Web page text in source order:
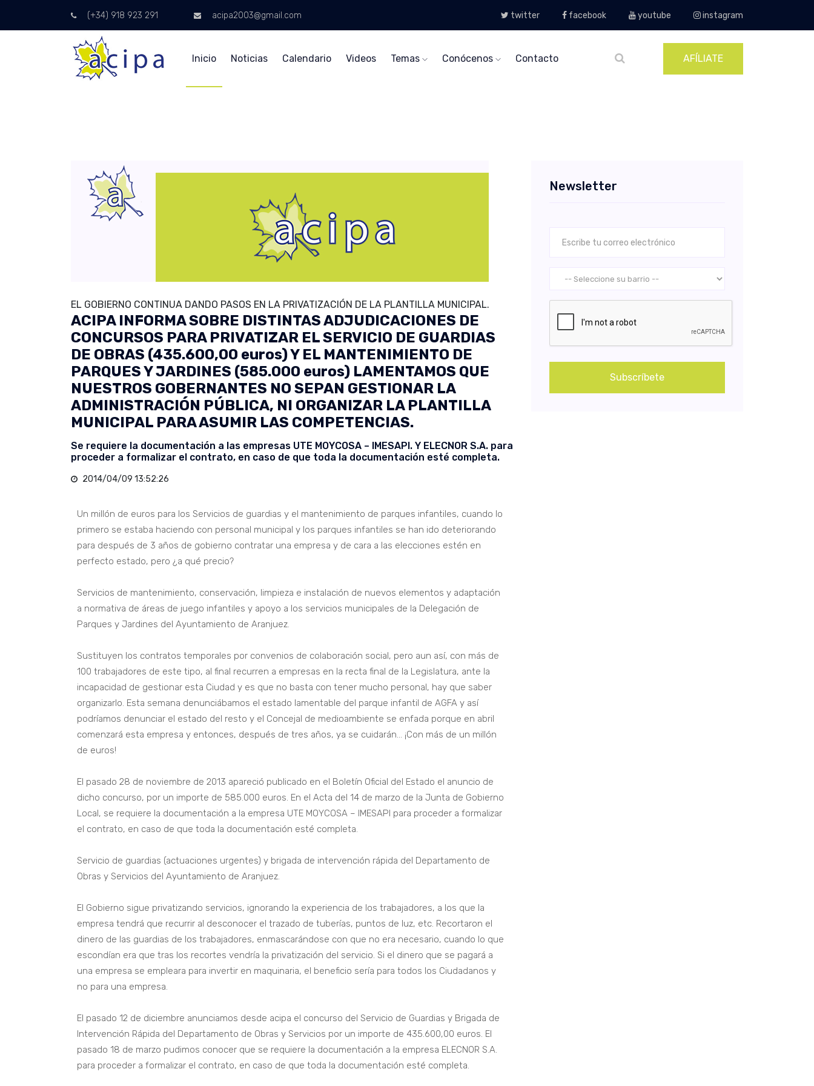
(+34) 918 923 291 acipa2003@gmail.com twitter facebook youtube instagram
Inicio Noticias Calendario Videos Temas Conócenos Contacto AFÍLIATE
EL GOBIERNO CONTINUA DANDO PASOS EN LA PRIVATIZACIÓN DE LA PLANTILLA MUNICIPAL.
ACIPA INFORMA SOBRE DISTINTAS ADJUDICACIONES DE
CONCURSOS PARA PRIVATIZAR EL SERVICIO DE GUARDIAS
DE OBRAS (435.600,00 euros) Y EL MANTENIMIENTO DE
PARQUES Y JARDINES (585.000 euros) LAMENTAMOS QUE
NUESTROS GOBERNANTES NO SEPAN GESTIONAR LA
ADMINISTRACIÓN PÚBLICA, NI ORGANIZAR LA PLANTILLA
MUNICIPAL PARA ASUMIR LAS COMPETENCIAS.
Se requiere la documentación a las empresas UTE MOYCOSA – IMESAPI. Y ELECNOR S.A. para
proceder a formalizar el contrato, en caso de que toda la documentación esté completa.
2014/04/09 13:52:26
Un millón de euros para los Servicios de guardias y el mantenimiento de parques infantiles, cuando lo
primero se estaba haciendo con personal municipal y los parques infantiles se han ido deteriorando
para después de 3 años de gobierno contratar una empresa y de cara a las elecciones estén en
perfecto estado, pero ¿a qué precio?
Servicios de mantenimiento, conservación, limpieza e instalación de nuevos elementos y adaptación
a normativa de áreas de juego infantiles y apoyo a los servicios municipales de la Delegación de
Parques y Jardines del Ayuntamiento de Aranjuez.
Sustituyen los contratos temporales por convenios de colaboración social, pero aun así, con más de
100 trabajadores de este tipo, al final recurren a empresas en la recta final de la Legislatura, ante la
incapacidad de gestionar esta Ciudad y es que no basta con tener mucho personal, hay que saber
organizarlo. Esta semana denunciábamos el estado lamentable del parque infantil de AGFA y así
podríamos denunciar el estado del resto y el Concejal de medioambiente se enfada porque en abril
comenzará esta empresa y entonces, después de tres años, ya se cuidarán… ¡Con más de un millón
de euros!
El pasado 28 de noviembre de 2013 apareció publicado en el Boletín Oficial del Estado el anuncio de
dicho concurso, por un importe de 585.000 euros. En el Acta del 14 de marzo de la Junta de Gobierno
Local, se requiere la documentación a la empresa UTE MOYCOSA – IMESAPI para proceder a formalizar
el contrato, en caso de que toda la documentación esté completa.
Servicio de guardias (actuaciones urgentes) y brigada de intervención rápida del Departamento de
Obras y Servicios del Ayuntamiento de Aranjuez.
El Gobierno sigue privatizando servicios, ignorando la experiencia de los trabajadores, a los que la
empresa tendrá que recurrir al desconocer el trazado de tuberías, puntos de luz, etc. Recortaron el
dinero de las guardias de los trabajadores, enmascarándose con que no era necesario, cuando lo que
escondían era que tras los recortes vendría la privatización del servicio. Si el dinero que se pagará a
una empresa se empleara para invertir en maquinaria, el beneficio sería para todos los Ciudadanos y
no para una empresa.
El pasado 12 de diciembre anunciamos desde acipa el concurso del Servicio de Guardias y Brigada de
Intervención Rápida del Departamento de Obras y Servicios por un importe de 435.600,00 euros. El
pasado 18 de marzo pudimos conocer que se requiere la documentación a la empresa ELECNOR S.A.
para proceder a formalizar el contrato, en caso de que toda la documentación esté completa.
Newsletter
Subscríbete